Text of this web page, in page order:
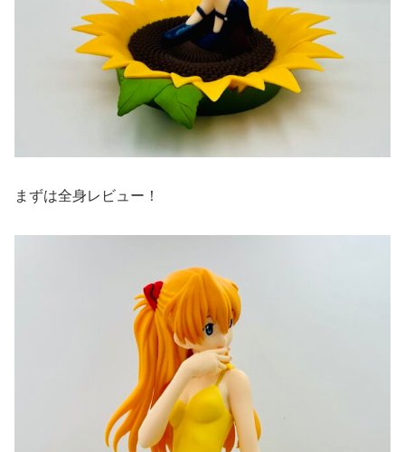
まずは全身レビュー！